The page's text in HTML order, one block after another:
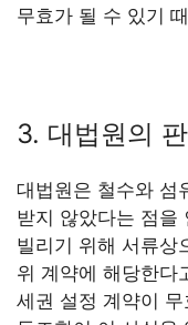
무효가 될 수 있기
3. 대법원의
대법원은 철수와 섬
받지 않았다는 점을
빌리기 위해 서류상
위 계약에 해당한다
세권 설정 계약이